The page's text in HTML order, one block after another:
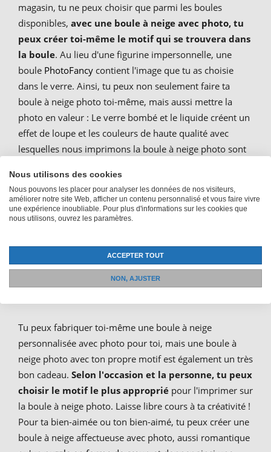
magasin, tu ne peux choisir que parmi les boules
disponibles, avec une boule à neige avec photo, tu
peux créer toi-même le motif qui se trouvera dans
la boule. Au lieu d'une figurine impersonnelle, une
boule PhotoFancy contient l'image que tu as choisie
dans le verre. Ainsi, tu peux non seulement faire ta
boule à neige photo toi-même, mais aussi mettre la
photo en valeur : Le verre bombé et le liquide créent un
effet de loupe et les couleurs de haute qualité avec
lesquelles nous imprimons la boule à neige photo sont
caractéristiques dans la boule de neige avec ton propre
motif créent également une impression de mouvement.
Faire imprimer une boule en
verre comme cadeau créatif
avec son propre motif
Tu peux fabriquer toi-même une boule à neige
personnalisée avec photo pour toi, mais une boule à
neige photo avec ton propre motif est également un très
bon cadeau. Selon l'occasion et la personne, tu peux
choisir le motif le plus approprié pour l'imprimer sur
la boule à neige photo. Laisse libre cours à ta créativité !
Pour ta bien-aimée ou ton bien-aimé, tu peux créer une
boule à neige affectueuse avec photo, aussi romantique
Nous utilisons des cookies
Nous pouvons les placer pour analyser les données de nos visiteurs,
améliorer notre site Web, afficher un contenu personnalisé et vous faire vivre
une expérience inoubliable. Pour plus d'informations sur les cookies que
nous utilisons, ouvrez les paramètres.
ACCEPTER TOUT
NON, AJUSTER